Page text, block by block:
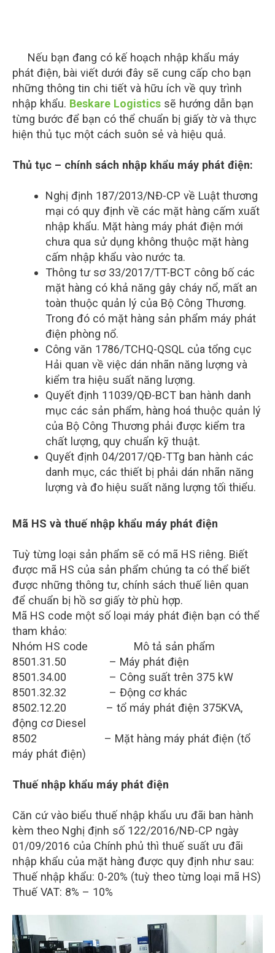
Nếu bạn đang có kế hoạch nhập khẩu máy
phát điện, bài viết dưới đây sẽ cung cấp cho bạn
những thông tin chi tiết và hữu ích về quy trình
nhập khẩu. Beskare Logistics sẽ hướng dẫn bạn
từng bước để bạn có thể chuẩn bị giấy tờ và thực
hiện thủ tục một cách suôn sẻ và hiệu quả.
Thủ tục – chính sách nhập khẩu máy phát điện:
Nghị định 187/2013/NĐ-CP về Luật thương
mại có quy định về các mặt hàng cấm xuất
nhập khẩu. Mặt hàng máy phát điện mới
chưa qua sử dụng không thuộc mặt hàng
cấm nhập khẩu vào nước ta.
Thông tư sơ 33/2017/TT-BCT công bố các
mặt hàng có khả năng gây cháy nổ, mất an
toàn thuộc quản lý của Bộ Công Thương.
Trong đó có mặt hàng sản phẩm máy phát
điện phòng nổ.
Công văn 1786/TCHQ-QSQL của tổng cục
Hải quan về việc dán nhãn năng lượng và
kiểm tra hiệu suất năng lượng.
Quyết định 11039/QĐ-BCT ban hành danh
mục các sản phẩm, hàng hoá thuộc quản lý
của Bộ Công Thương phải được kiểm tra
chất lượng, quy chuẩn kỹ thuật.
Quyết định 04/2017/QĐ-TTg ban hành các
danh mục, các thiết bị phải dán nhãn năng
lượng và đo hiệu suất năng lượng tối thiểu.
Mã HS và thuế nhập khẩu máy phát điện
Tuỳ từng loại sản phẩm sẽ có mã HS riêng. Biết
được mã HS của sản phẩm chúng ta có thể biết
được những thông tư, chính sách thuế liên quan
để chuẩn bị hồ sơ giấy tờ phù hợp.
Mã HS code một số loại máy phát điện bạn có thể
tham khảo:
Nhóm HS code Mô tả sản phẩm
8501.31.50 – Máy phát điện
8501.34.00 – Công suất trên 375 kW
8501.32.32 – Động cơ khác
8502.12.20 – tổ máy phát điện 375KVA,
động cơ Diesel
8502 – Mặt hàng máy phát điện (tổ
máy phát điện)
Thuế nhập khẩu máy phát điện
Căn cứ vào biểu thuế nhập khẩu ưu đãi ban hành
kèm theo Nghị định số 122/2016/NĐ-CP ngày
01/09/2016 của Chính phủ thì thuế suất ưu đãi
nhập khẩu của mặt hàng được quy định như sau:
Thuế nhập khẩu: 0-20% (tuỳ theo từng loại mã HS)
Thuế VAT: 8% – 10%